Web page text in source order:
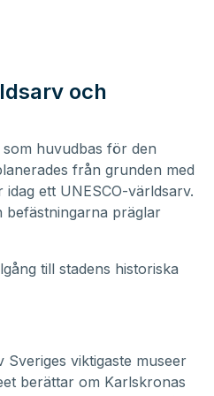
och
huvudbas för den
från grunden med
ett UNESCO-världsarv.
befästningarna präglar
till stadens historiska
Sveriges viktigaste museer
berättar om Karlskronas